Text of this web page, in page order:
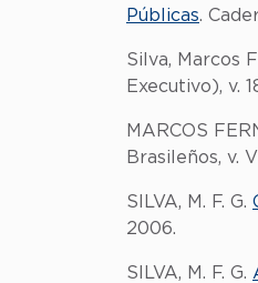
Públicas.
Silva, Marcos
Executivo), v.
MARCOS
Brasileños, v.
SILVA, M. F. G.
2006.
SILVA, M. F. G.